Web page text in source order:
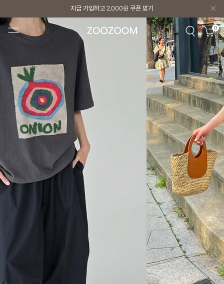
지금 가입하고 2,000원 쿠폰 받기
지금 가입하고 2,000원 쿠폰 받기 0